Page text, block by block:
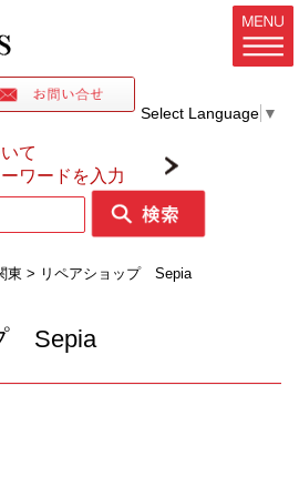
Select Language ▼
て
ワードを入力
東 > リペアショップ Sepia
Sepia